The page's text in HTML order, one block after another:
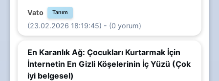
Vato Tanım
(23.02.2026 18:19:45) - (0 yorum)
En Karanlık Ağ: Çocukları Kurtarmak İçin
İnternetin En Gizli Köşelerinin İç Yüzü (Çok
iyi belgesel)